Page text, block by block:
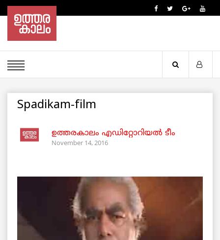
Spadikam-film
ഉത്തരകാലം എഡിറ്റോറിയല്‍ ടീം
November 14, 2016